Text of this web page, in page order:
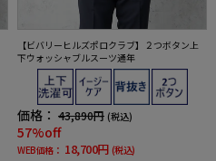
【ビバリーヒルズポロクラブ】２つボタン上
下ウォッシャブルスーツ通年
価格： 43,890円 (税込)
57%off
WEB価格： 18,700円 (税込)